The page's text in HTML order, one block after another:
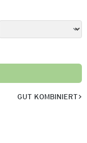
GUT KOMBINIERT